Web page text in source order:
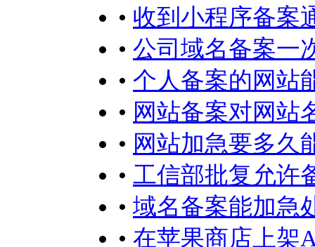
• 收到小程序备案
• 公司域名备案一
• 个人备案的网站
• 网站备案对网站
• 网站加急要多久
• 工信部批复允许
• 域名备案能加急
• 在苹果商店上架